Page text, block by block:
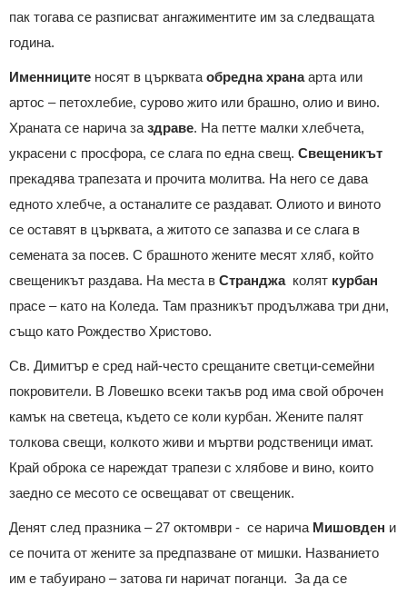
пак тогава се разписват ангажиментите им за следващата
година.
Именниците носят в църквата обредна хранаарта или
артос – петохлебие, сурово жито или брашно, олио и вино.
Храната се нарича за здраве. На петте малки хлебчета,
украсени с просфора, се слага по една свещ. Свещеникът
прекадява трапезата и прочита молитва. На него се дава
едното хлебче, а останалите се раздават. Олиото и виното
се оставят в църквата, а житото се запазва и се слага в
семената за посев. С брашното жените месят хляб, който
свещеникът раздава. На места в Странджаколят курбан
прасе – като на Коледа. Там празникът продължава три дни,
също като Рождество Христово.
Св. Димитър е сред най-често срещаните светци-семейни
покровители. В Ловешко всеки такъв род има свой оброчен
камък на светеца, където се коли курбан. Жените палят
толкова свещи, колкото живи и мъртви родственици имат.
Край оброка се нареждат трапези с хлябове и вино, които
заедно се месото се освещават от свещеник.
Денят след празника – 27 октомври - се нарича Мишовден и
се почита от жените за предпазване от мишки. Названието
им е табуирано – затова ги наричат поганци. За да се